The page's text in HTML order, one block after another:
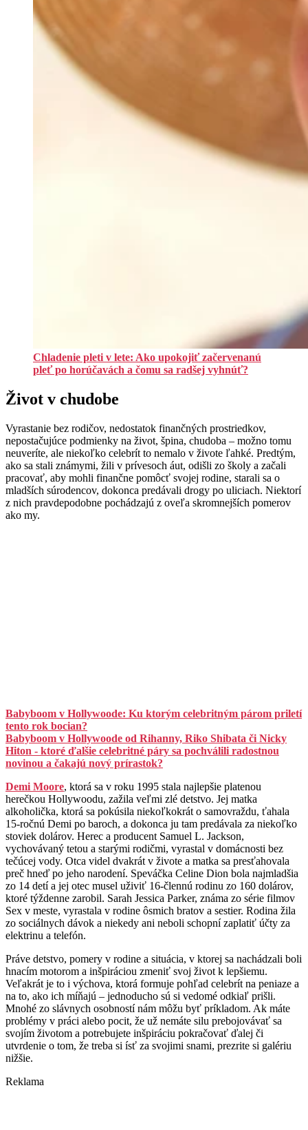
Chladenie pleti v lete: Ako upokojiť začervenanú
pleť po horúčavách a čomu sa radšej vyhnúť?
Život v chudobe
Vyrastanie bez rodičov, nedostatok finančných prostriedkov,
nepostačujúce podmienky na život, špina, chudoba – možno tomu
neuveríte, ale niekoľko celebrít to nemalo v živote ľahké. Predtým,
ako sa stali známymi, žili v prívesoch áut, odišli zo školy a začali
pracovať, aby mohli finančne pomôcť svojej rodine, starali sa o
mladších súrodencov, dokonca predávali drogy po uliciach. Niektorí
z nich pravdepodobne pochádzajú z oveľa skromnejších pomerov
ako my.
Babyboom v Hollywoode: Ku ktorým celebritným párom priletí
tento rok bocian?
Babyboom v Hollywoode od Rihanny, Riko Shibata či Nicky
Hiton - ktoré ďalšie celebritné páry sa pochválili radostnou
novinou a čakajú nový prírastok?
Demi Moore, ktorá sa v roku 1995 stala najlepšie platenou
herečkou Hollywoodu, zažila veľmi zlé detstvo. Jej matka
alkoholička, ktorá sa pokúsila niekoľkokrát o samovraždu, ťahala
15-ročnú Demi po baroch, a dokonca ju tam predávala za niekoľko
stoviek dolárov. Herec a producent Samuel L. Jackson,
vychovávaný tetou a starými rodičmi, vyrastal v domácnosti bez
tečúcej vody. Otca videl dvakrát v živote a matka sa presťahovala
preč hneď po jeho narodení. Speváčka Celine Dion bola najmladšia
zo 14 detí a jej otec musel uživiť 16-člennú rodinu zo 160 dolárov,
ktoré týždenne zarobil. Sarah Jessica Parker, známa zo série filmov
Sex v meste, vyrastala v rodine ôsmich bratov a sestier. Rodina žila
zo sociálnych dávok a niekedy ani neboli schopní zaplatiť účty za
elektrinu a telefón.
Práve detstvo, pomery v rodine a situácia, v ktorej sa nachádzali boli
hnacím motorom a inšpiráciou zmeniť svoj život k lepšiemu.
Veľakrát je to i výchova, ktorá formuje pohľad celebrít na peniaze a
na to, ako ich míňajú – jednoducho sú si vedomé odkiaľ prišli.
Mnohé zo slávnych osobností nám môžu byť príkladom. Ak máte
problémy v práci alebo pocit, že už nemáte silu prebojovávať sa
svojím životom a potrebujete inšpiráciu pokračovať ďalej či
utvrdenie o tom, že treba si ísť za svojimi snami, prezrite si galériu
nižšie.
Reklama